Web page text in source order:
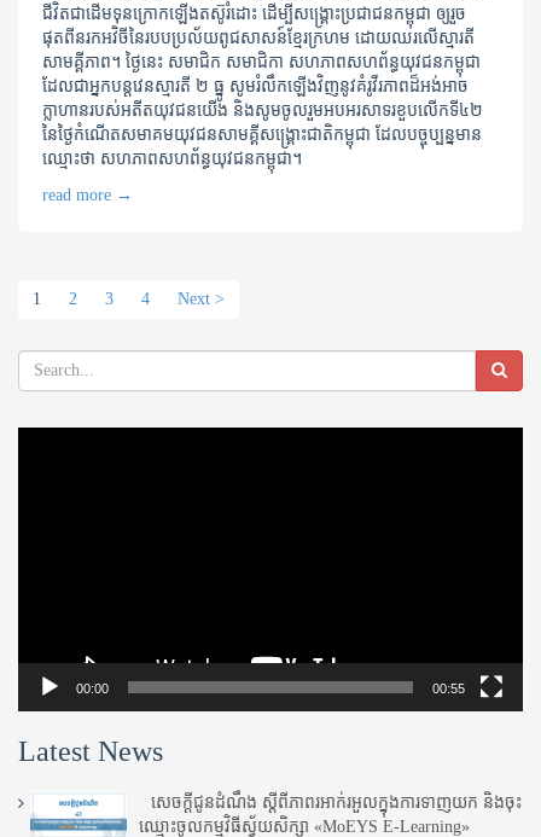
ជីវិតជាដើមទុនក្រោកឡើងតស៊ូរំដោះ ដើម្បីសង្គ្រោះប្រជាជនកម្ពុជា ឲ្យរួច
ផុតពីនរកអវិចីនៃរបបប្រល័យពូជសាសន៍ខ្មែរក្រហម ដោយឈរលើស្មារតី
សាមគ្គីភាព។ ថ្ងៃនេះ សមាជិក សមាជិកា សហភាពសហព័ន្ធយុវជនកម្ពុជា
ដែលជាអ្នកបន្តវេនស្មារតី ២ ធ្នូ សូមរំលឹកឡើងវិញនូវគំរូវីរភាពដ៏អង់អាច
ក្លាហានរបស់អតីតយុវជនយើង និងសូមចូលរួមអបអរសាទរខួបលើកទី៤២
នៃថ្ងៃកំណើតសមាគមយុវជនសាមគ្គីសង្គ្រោះជាតិកម្ពុជា ដែលបច្ចុប្បន្នមាន
ឈ្មោះថា សហភាពសហព័ន្ធយុវជនកម្ពុជា។
read more →
1 2 3 4 Next >
00:00 00:55
Latest News
សេចក្តីជូនដំណឹង ស្តី​ពីភាព​រអាក់រអួល​ក្នុងការ​ទាញ​យក និង​ចុះ​
ឈ្មោះ​ចូល​កម្មវិធី​ស្វ័យសិក្សា «MoEYS E-Learning»